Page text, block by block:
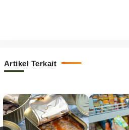
Artikel Terkait